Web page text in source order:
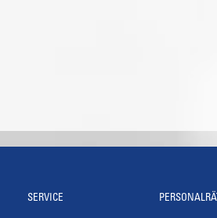
SERVICE